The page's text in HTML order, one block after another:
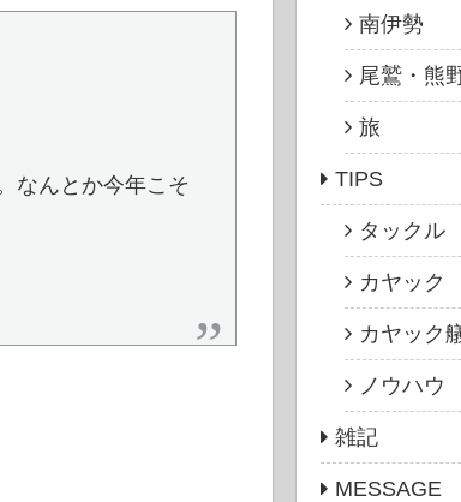
なんとか今年こそ
南伊勢
尾鷲・熊
旅
TIPS
タックル
カヤック
カヤック
ノウハウ
雑記
MESSAGE